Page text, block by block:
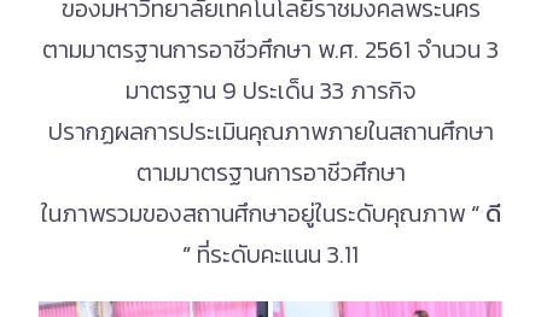
ของมหาวิทยาลัยเทคโนโลยีราชมงคลพระนคร
ตามมาตรฐานการอาชีวศึกษา พ.ศ. 2561 จำนวน 3
มาตรฐาน 9 ประเด็น 33 ภารกิจ
ปรากฏผลการประเมินคุณภาพภายในสถานศึกษา
ตามมาตรฐานการอาชีวศึกษา
ในภาพรวมของสถานศึกษาอยู่ในระดับคุณภาพ “ ดี
” ที่ระดับคะแนน 3.11